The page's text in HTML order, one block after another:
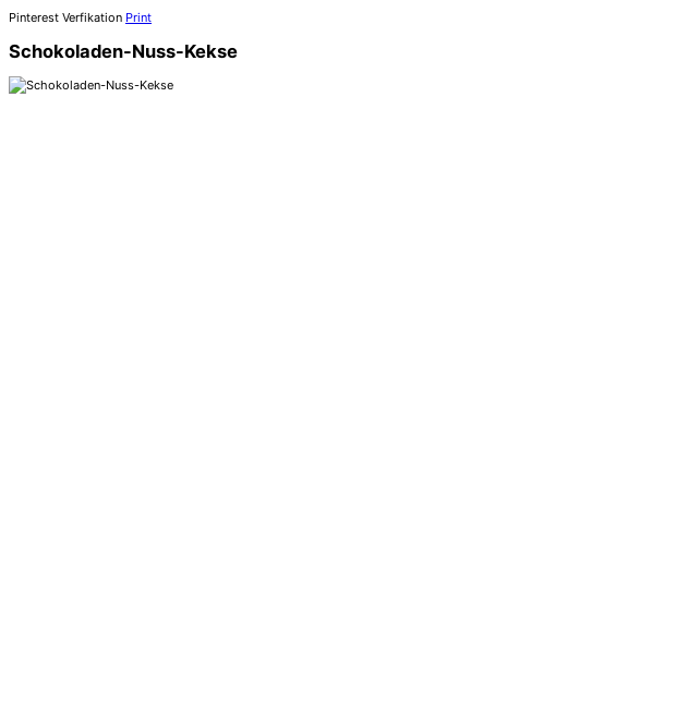
Pinterest Verfikation Print
Schokoladen-Nuss-Kekse